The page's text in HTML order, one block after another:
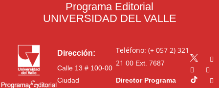
Programa Editorial
UNIVERSIDAD DEL VALLE
Dirección:
Calle 13 # 100-00
Ciudad
Teléfono: (+ 057 2) 321
21 00Ext. 7687
Director Programa